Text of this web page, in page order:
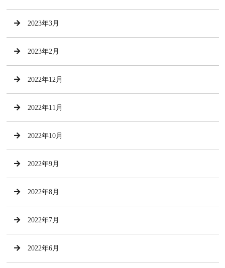
2023年3月
2023年2月
2022年12月
2022年11月
2022年10月
2022年9月
2022年8月
2022年7月
2022年6月